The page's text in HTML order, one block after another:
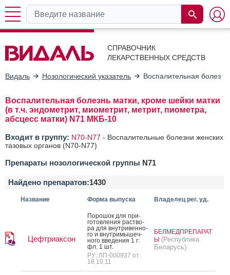
СПРАВОЧНИК
ЛЕКАРСТВЕННЫХ СРЕДСТВ
Видаль Нозологический указатель Воспалительная
Воспалительная болезнь матки, кроме шейки матки
(в т.ч. эндометрит, миометрит, метрит, пиометра,
абсцесс матки) N71 МКБ-10
Входит в группу: N70-N77 - Воспалительные болезни женских
тазовых органов (N70-N77)
Препараты нозологической группы N71
Найдено препаратов:1430
Название Форма выпуска Владелец рег. уд.
Цефтриаксон
По­рошок для при­
готов­ле­ния рас­тво­
ра для внут­ри­вен­но­
го и внут­ри­мышеч­
но­го вве­дения 1 г:
фл. 1 шт.
РУ: ЛП-000937 от
18.10.11
БЕЛМЕДПРЕПАРАТ
Ы (Республика
Беларусь)